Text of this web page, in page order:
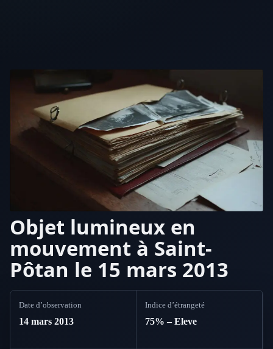
Objet lumineux en
mouvement à Saint-
Pôtan le 15 mars 2013
Date d’observation
14 mars 2013
Indice d’étrangeté
75% – Eleve